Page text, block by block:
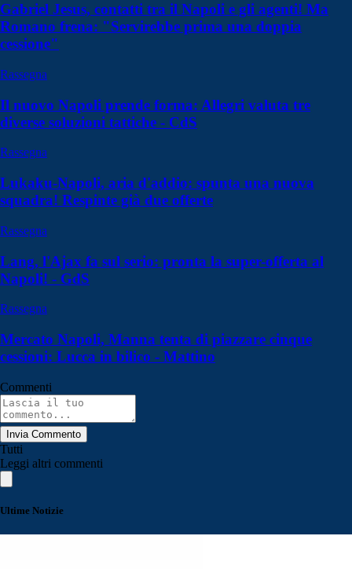
Gabriel Jesus, contatti tra il Napoli e gli agenti! Ma
Romano frena: "Servirebbe prima una doppia
cessione"
Rassegna
Il nuovo Napoli prende forma: Allegri valuta tre
diverse soluzioni tattiche - CdS
Rassegna
Lukaku-Napoli, aria d'addio: spunta una nuova
squadra! Respinte già due offerte
Rassegna
Lang, l'Ajax fa sul serio: pronta la super-offerta al
Napoli! - GdS
Rassegna
Mercato Napoli, Manna tenta di piazzare cinque
cessioni: Lucca in bilico - Mattino
Commenti
Invia Commento
Tutti
Leggi altri commenti
Ultime Notizie